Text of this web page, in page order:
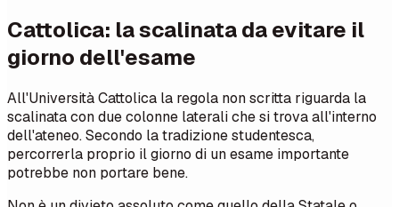
Cattolica: la scalinata da evitare il
giorno dell'esame
All'Università Cattolica la regola non scritta riguarda la
scalinata con due colonne laterali che si trova all'interno
dell'ateneo. Secondo la tradizione studentesca,
percorrerla proprio il giorno di un esame importante
potrebbe non portare bene.